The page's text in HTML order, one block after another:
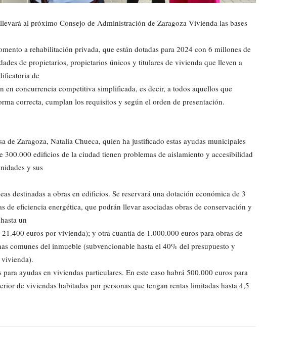
al próximo Consejo de Administración de Zaragoza Vivienda las bases
a rehabilitación privada, que están dotadas para 2024 con 6 millones de
de propietarios, propietarios únicos y titulares de vivienda que lleven a
de
en concurrencia competitiva simplificada, es decir, a todos aquellos que
correcta, cumplan los requisitos y según el orden de presentación.
de Zaragoza, Natalia Chueca, quien ha justificado estas ayudas municipales
300.000 edificios de la ciudad tienen problemas de aislamiento y accesibilidad
y sus
destinadas a obras en edificios. Se reservará una dotación económica de 3
de eficiencia energética, que podrán llevar asociadas obras de conservación y
un
euros por vivienda); y otra cuantía de 1.000.000 euros para obras de
comunes del inmueble (subvencionable hasta el 40% del presupuesto y
vivienda).
para ayudas en viviendas particulares. En este caso habrá 500.000 euros para
de viviendas habitadas por personas que tengan rentas limitadas hasta 4,5